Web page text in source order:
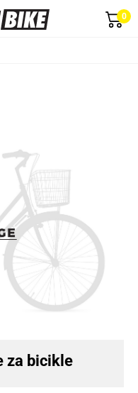
0
za bicikle